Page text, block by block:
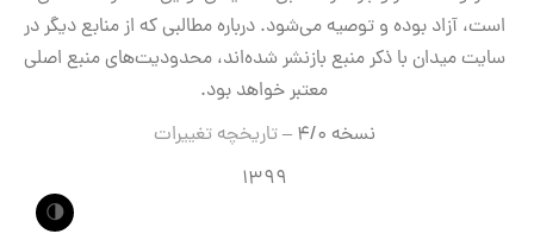
است، آزاد بوده و توصیه می‌شود. درباره مطالبی که از منابع دیگر در
سایت میدان با ذکر منبع بازنشر شده‌اند، محدودیت‌های منبع اصلی
معتبر خواهد بود.
نسخه ۴/۰ –
تاریخچه تغییرات
۱۳۹۹
🌗